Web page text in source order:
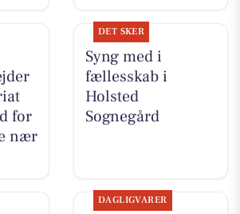
for
nær
DET SKER
Syng med i
fællesskab i
Holsted
Sognegård
DAGLIGVARER